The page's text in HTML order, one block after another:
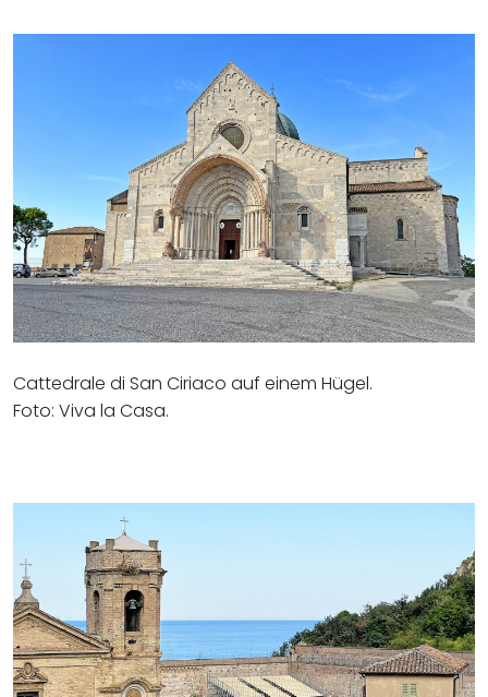
Cattedrale di San Ciriaco auf einem Hügel.
Foto: Viva la Casa.